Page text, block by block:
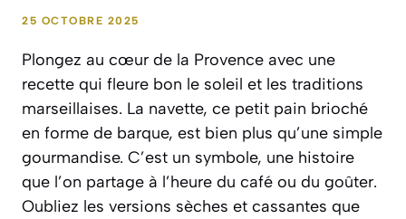
25 OCTOBRE 2025
Plongez au cœur de la Provence avec une
recette qui fleure bon le soleil et les traditions
marseillaises. La navette, ce petit pain brioché
en forme de barque, est bien plus qu’une simple
gourmandise. C’est un symbole, une histoire
que l’on partage à l’heure du café ou du goûter.
Oubliez les versions sèches et cassantes que